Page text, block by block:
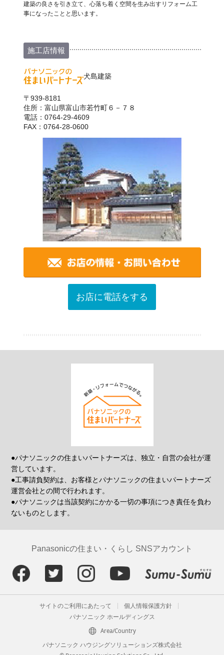
建築の良さを引き立て、心落ち着く空間を生み出すリフォーム工
事になったことと思います。
施工店情報
犬島建築
〒939-8181
住所：富山県富山市若竹町６－７８
電話：0764-29-4609
FAX：0764-28-0600
お店に電話をする
●パナソニックの住まいパートナーズは、独立・自営の会社が運
営しています。
●工事請負契約は、お客様とパナソニックの住まいパートナーズ
運営会社との間で行われます。
●パナソニックは当該契約にかかる一切の事項につき責任を負わ
ないものとします。
Panasonicの住まい・くらし SNSアカウント
サイトのご利用にあたって
個人情報保護方針
パナソニック ホールディングス
Area/Country
パナソニック ハウジングソリューションズ株式会社